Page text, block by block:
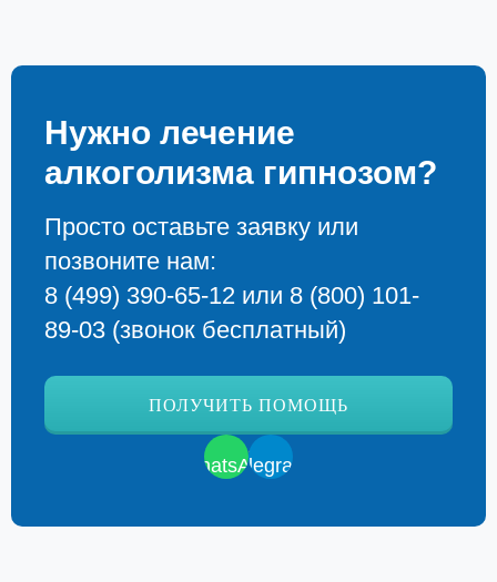
Нужно лечение
алкоголизма гипнозом?
Просто оставьте заявку или
позвоните нам:
8 (499) 390-65-12 или 8 (800) 101-
89-03 (звонок бесплатный)
ПОЛУЧИТЬ ПОМОЩЬ